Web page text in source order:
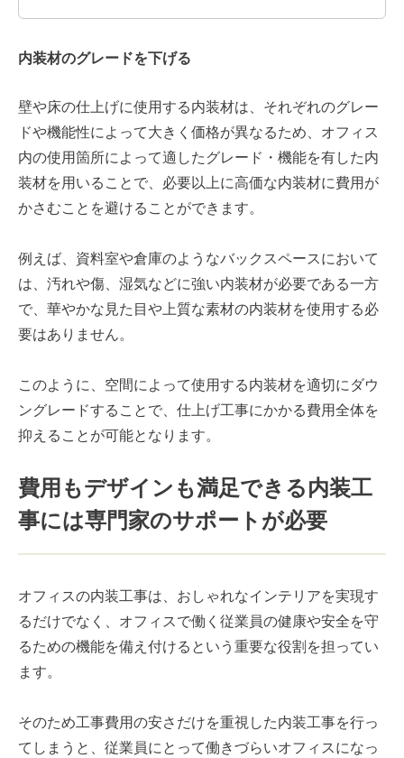
内装材のグレードを下げる
壁や床の仕上げに使用する内装材は、それぞれのグレー
ドや機能性によって大きく価格が異なるため、オフィス
内の使用箇所によって適したグレード・機能を有した内
装材を用いることで、必要以上に高価な内装材に費用が
かさむことを避けることができます。
例えば、資料室や倉庫のようなバックスペースにおいて
は、汚れや傷、湿気などに強い内装材が必要である一方
で、華やかな見た目や上質な素材の内装材を使用する必
要はありません。
このように、空間によって使用する内装材を適切にダウ
ングレードすることで、仕上げ工事にかかる費用全体を
抑えることが可能となります。
費用もデザインも満足できる内装工
事には専門家のサポートが必要
オフィスの内装工事は、おしゃれなインテリアを実現す
るだけでなく、オフィスで働く従業員の健康や安全を守
るための機能を備え付けるという重要な役割を担ってい
ます。
そのため工事費用の安さだけを重視した内装工事を行っ
てしまうと、従業員にとって働きづらいオフィスになっ